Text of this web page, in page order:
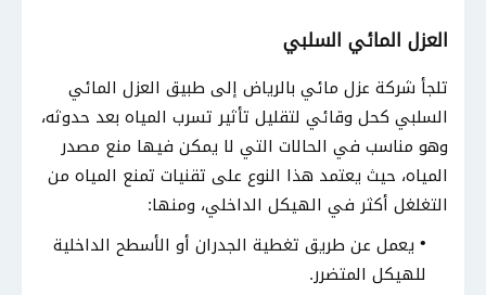
العزل المائي السلبي
تلجأ شركة عزل مائي بالرياض إلى طبيق العزل المائي
السلبي كحل وقائي لتقليل تأثير تسرب المياه بعد حدوثه،
وهو مناسب في الحالات التي لا يمكن فيها منع مصدر
المياه، حيث يعتمد هذا النوع على تقنيات تمنع المياه من
التغلغل أكثر في الهيكل الداخلي، ومنها:
يعمل عن طريق تغطية الجدران أو الأسطح الداخلية
للهيكل المتضرر.